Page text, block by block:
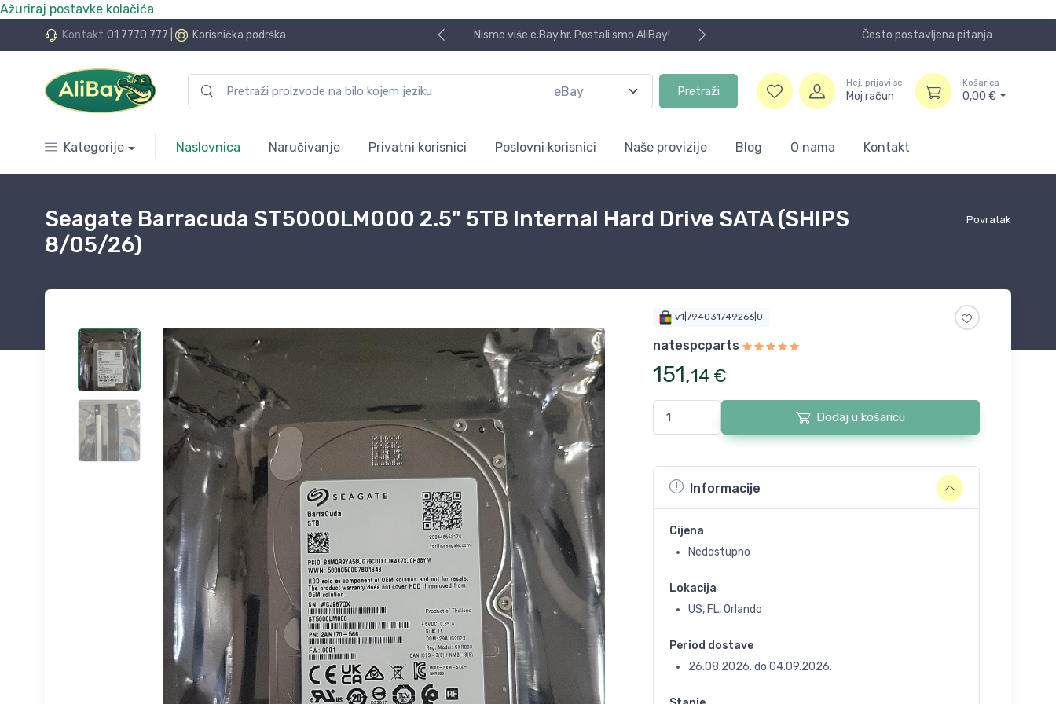
Ažuriraj postavke kolačića
Kontakt 01 7770 777 Korisnička podrška
24 rate bez kamata Nismo više e.Bay.hr. Postali smo AliBay! Često postavljena pitanja
Pretraži
Hej, prijavi se
Moj račun
Košarica
0,00 €
Kategorije Naslovnica Naručivanje Privatni korisnici Poslovni korisnici Naše provizije Blog O nama Kontakt
Povratak
Seagate Barracuda ST5000LM000 2.5" 5TB Internal Hard Drive SATA (SHIPS
8/05/26)
v1|794031749266|0
natespcparts
151,14 €
Dodaj u košaricu
Informacije
Cijena
Nedostupno
Lokacija
US, FL, Orlando
Period dostave
26.08.2026. do 04.09.2026.